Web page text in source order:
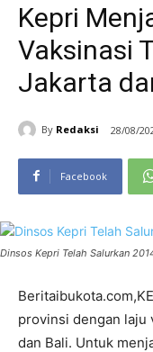
Kepri
Vaksinasi
Jakarta
By Redaksi 28/08/
Facebook
Dinsos Kepri Telah Salurkan
provinsi dengan
dan Bali. Untuk